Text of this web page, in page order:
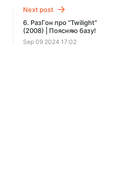
Next post
6. РазГон про "Twilight"
(2008) | Поясняю базу!
Sep 09 2024 17:02